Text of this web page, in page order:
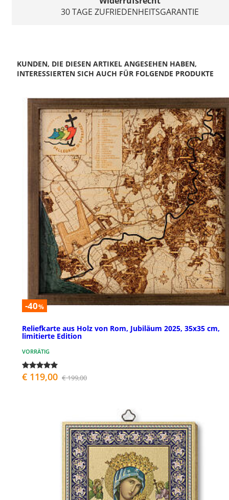
30 TAGE ZUFRIEDENHEITSGARANTIE
KUNDEN, DIE DIESEN ARTIKEL ANGESEHEN HABEN,
INTERESSIERTEN SICH AUCH FÜR FOLGENDE PRODUKTE
-40%
Reliefkarte aus Holz von Rom, Jubiläum 2025, 35x35 cm,
limitierte Edition
VORRÄTIG
€ 119,00 € 199,00